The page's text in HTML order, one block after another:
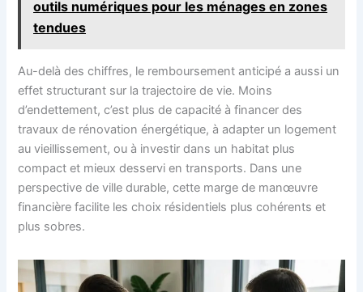
outils numériques pour les ménages en zones
tendues
Au-delà des chiffres, le remboursement anticipé a aussi un
effet structurant sur la trajectoire de vie. Moins
d’endettement, c’est plus de capacité à financer des
travaux de rénovation énergétique, à adapter un logement
au vieillissement, ou à investir dans un habitat plus
compact et mieux desservi en transports. Dans une
perspective de ville durable, cette marge de manœuvre
financière facilite les choix résidentiels plus cohérents et
plus sobres.